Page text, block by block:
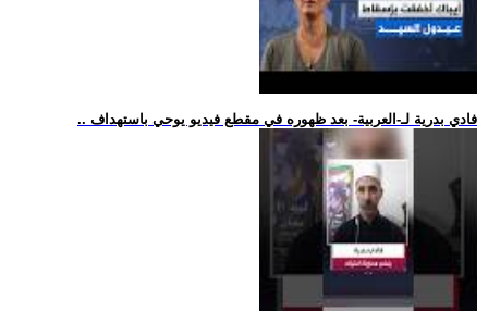
.. فادي بدرية لـ-العربية- بعد ظهوره في مقطع فيديو يوحي باستهداف